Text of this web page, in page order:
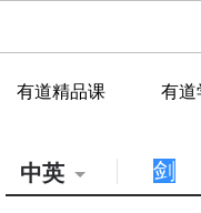
有道精品课 有道
中英